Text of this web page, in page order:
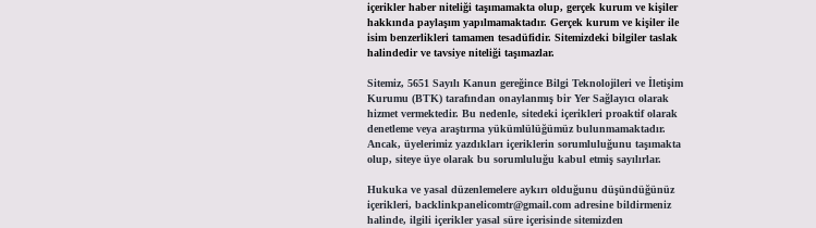
içerikler haber niteliği taşımamakta olup, gerçek kurum ve kişiler
hakkında paylaşım yapılmamaktadır. Gerçek kurum ve kişiler ile
isim benzerlikleri tamamen tesadüfidir. Sitemizdeki bilgiler taslak
halindedir ve tavsiye niteliği taşımazlar.
Sitemiz, 5651 Sayılı Kanun gereğince Bilgi Teknolojileri ve İletişim
Kurumu (BTK) tarafından onaylanmış bir Yer Sağlayıcı olarak
hizmet vermektedir. Bu nedenle, sitedeki içerikleri proaktif olarak
denetleme veya araştırma yükümlülüğümüz bulunmamaktadır.
Ancak, üyelerimiz yazdıkları içeriklerin sorumluluğunu taşımakta
olup, siteye üye olarak bu sorumluluğu kabul etmiş sayılırlar.
Hukuka ve yasal düzenlemelere aykırı olduğunu düşündüğünüz
içerikleri, backlinkpanelicomtr@gmail.comadresine bildirmeniz
halinde, ilgili içerikler yasal süre içerisinde sitemizden